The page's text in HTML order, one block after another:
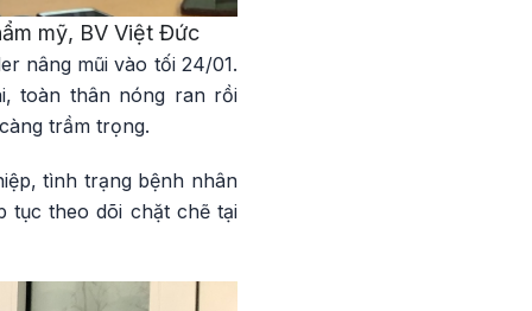
mỹ, BV Việt Đức
nâng mũi vào tối 24/01.
toàn thân nóng ran rồi
trầm trọng.
tình trạng bệnh nhân
tục theo dõi chặt chẽ tại